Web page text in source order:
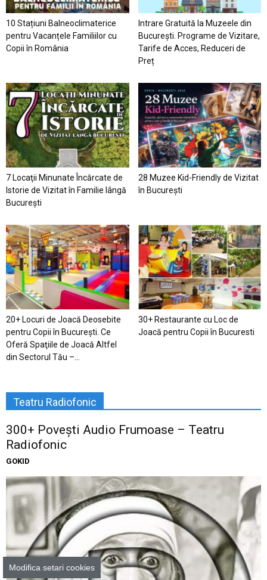
10 Stațiuni Balneoclimaterice
pentru Vacanțele Familiilor cu
Copii în România
Intrare Gratuită la Muzeele din
București. Programe de Vizitare,
Tarife de Acces, Reduceri de
Preț
7 Locaţii Minunate Încărcate de
Istorie de Vizitat în Familie lângă
București
28 Muzee Kid-Friendly de Vizitat
în București
20+ Locuri de Joacă Deosebite
pentru Copii în Bucureşti. Ce
Oferă Spaţiile de Joacă Altfel
din Sectorul Tău –...
30+ Restaurante cu Loc de
Joacă pentru Copii în Bucuresti
Teatru Radiofonic
300+ Povești Audio Frumoase – Teatru
Radiofonic
GOKID
Modifica setari cookies